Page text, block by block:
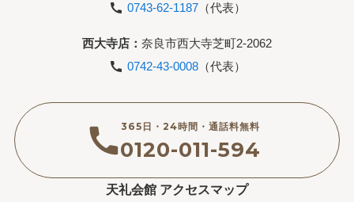
0743-62-1187（代表）
西大寺店： 奈良市西大寺芝町2-2062
0742-43-0008（代表）
365日・24時間・通話料無料
0120-011-594
天礼会館 アクセスマップ